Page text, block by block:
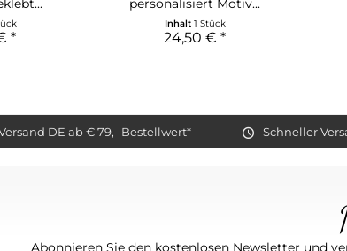
*
personalisiert Motiv...
Inhalt 1 Stück
24,50 € *
DE ab € 79,- Bestellwert* Schneller
Abonnieren Sie den kostenlosen Newsletter und